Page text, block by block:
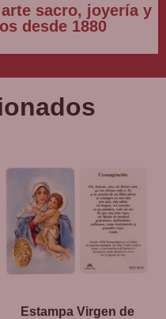
sacro, joyería y
desde 1880
Estampa Virgen de